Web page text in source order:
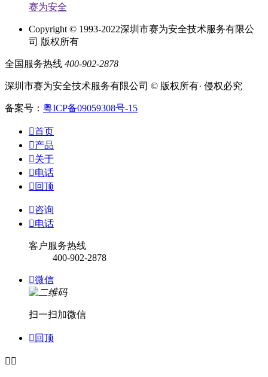
赛为安全
Copyright © 1993-2022深圳市赛为安全技术服务有限公
司 版权所有
全国服务热线 400-902-2878
深圳市赛为安全技术服务有限公司 © 版权所有· 侵权必究
备案号： 粤ICP备09059308号-15
首页
产品
关于
电话
 回顶
咨询
电话
客户服务热线
400-902-2878
微信
扫一扫加微信
 回顶
 